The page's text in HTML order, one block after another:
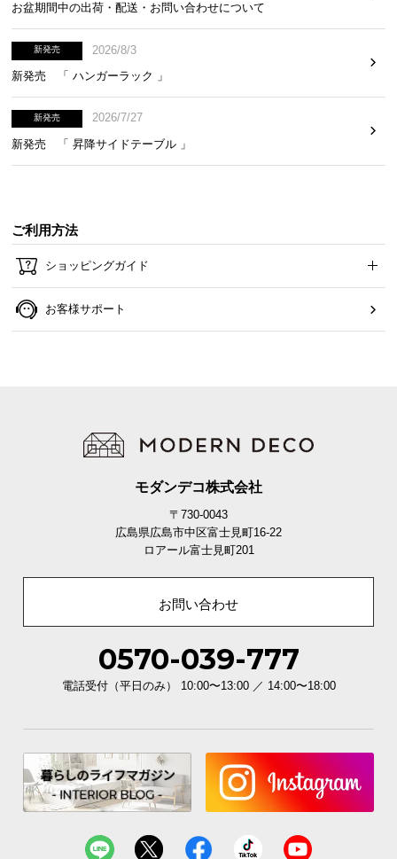
鞄に収納できるコンパクトサイズ
ご家庭での使用だけでなく外出時にも使えるよう
軽量設計で持ち運び楽々
なることなく軽々と持ち運びできます。
重量 約0.4㎏
お盆期間中の出荷・配送・お問い合わせについて
新発売
2026/8/3
新発売 「 ハンガーラック 」
新発売
2026/7/27
新発売 「 昇降サイドテーブル 」
ご利用方法
ショッピングガイド
お客様サポート
モダンデコ株式会社
〒730-0043
広島県広島市中区富士見町16-22
ロアール富士見町201
お問い合わせ
0570-039-777
電話受付（平日のみ） 10:00〜13:00 ／ 14:00〜18:00